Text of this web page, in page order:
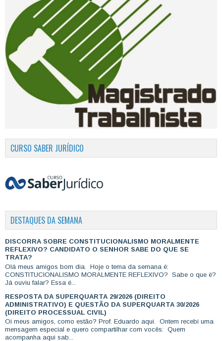
CURSO SABER JURÍDICO
DESTAQUES DA SEMANA
DISCORRA SOBRE CONSTITUCIONALISMO MORALMENTE
REFLEXIVO? CANDIDATO O SENHOR SABE DO QUE SE
TRATA?
Olá meus amigos bom dia. Hoje o tema da semana é:
CONSTITUCIONALISMO MORALMENTE REFLEXIVO? Sabe o que é?
Já ouviu falar? Essa é...
RESPOSTA DA SUPERQUARTA 29/2026 (DIREITO
ADMINISTRATIVO) E QUESTÃO DA SUPERQUARTA 30/2026
(DIREITO PROCESSUAL CIVIL)
Oi meus amigos, como estão? Prof. Eduardo aqui. Ontem recebi uma
mensagem especial e quero compartilhar com vocês: Quem
acompanha aqui sab...